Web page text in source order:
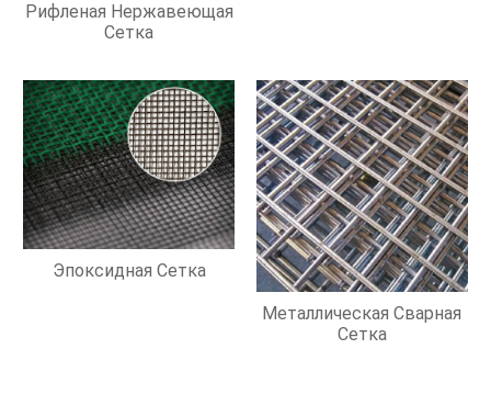
Рифленая Нержавеющая
Сетка
Эпоксидная Сетка
Металлическая Сварная
Сетка